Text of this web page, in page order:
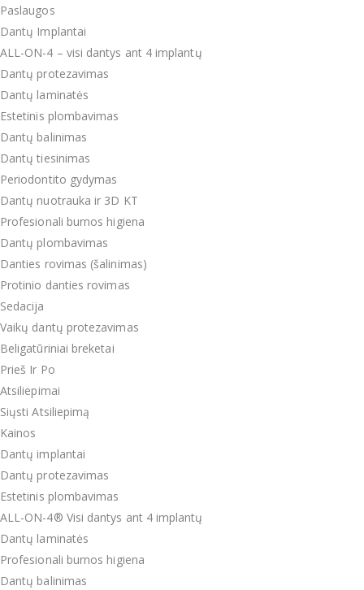
Paslaugos
Dantų Implantai
ALL-ON-4 – visi dantys ant 4 implantų
Dantų protezavimas
Dantų laminatės
Estetinis plombavimas
Dantų balinimas
Dantų tiesinimas
Periodontito gydymas
Dantų nuotrauka ir 3D KT
Profesionali burnos higiena
Dantų plombavimas
Danties rovimas (šalinimas)
Protinio danties rovimas
Sedacija
Vaikų dantų protezavimas
Beligatūriniai breketai
Prieš Ir Po
Atsiliepimai
Siųsti Atsiliepimą
Kainos
Dantų implantai
Dantų protezavimas
Estetinis plombavimas
ALL-ON-4® Visi dantys ant 4 implantų
Dantų laminatės
Profesionali burnos higiena
Dantų balinimas